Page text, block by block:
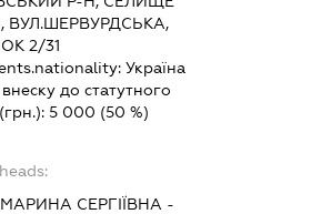
ВУЛ.ШЕРВУРДСЬКА,
2/31
Україна
до статутного
5 000 (50 %)
СЕРГІЇВНА -